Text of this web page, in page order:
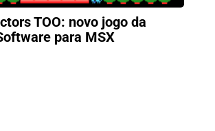
TOO: novo jogo da
para MSX